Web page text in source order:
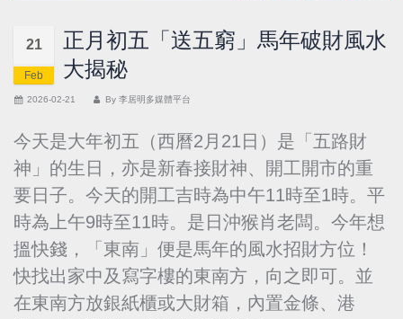
21
Feb
正月初五「送五窮」馬年破財風水
大揭秘
2026-02-21 By 李居明多媒體平台
今天是大年初五（西曆2月21日）是「五路財
神」的生日，亦是新春接財神、開工開市的重
要日子。今天的開工吉時為中午11時至1時。平
時為上午9時至11時。是日沖猴肖老闆。今年想
搵快錢，「東南」便是馬年的風水招財方位！
快找出家中及寫字樓的東南方，向之即可。並
在東南方放銀紙櫃或大財箱，內置金條、港